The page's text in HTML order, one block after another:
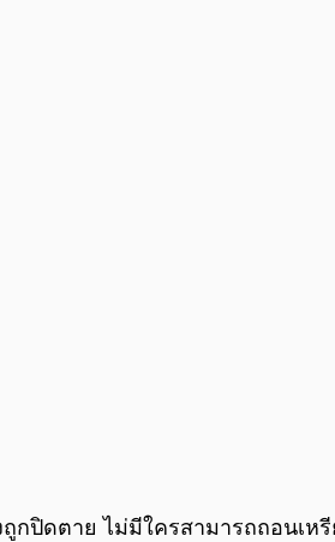
กปิดตาย ไม่มีใครสามารถถอนเห